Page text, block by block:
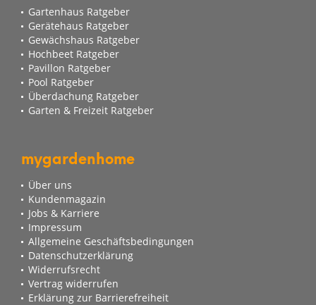
Gartenhaus Ratgeber
Gerätehaus Ratgeber
Gewächshaus Ratgeber
Hochbeet Ratgeber
Pavillon Ratgeber
Pool Ratgeber
Überdachung Ratgeber
Garten & Freizeit Ratgeber
mygardenhome
Über uns
Kundenmagazin
Jobs & Karriere
Impressum
Allgemeine Geschäftsbedingungen
Datenschutzerklärung
Widerrufsrecht
Vertrag widerrufen
Erklärung zur Barrierefreiheit